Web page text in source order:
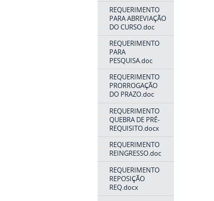
REQUERIMENTO
PARA ABREVIAÇÃO
DO CURSO.doc
REQUERIMENTO
PARA
PESQUISA.doc
REQUERIMENTO
PRORROGAÇÃO
DO PRAZO.doc
REQUERIMENTO
QUEBRA DE PRÉ-
REQUISITO.docx
REQUERIMENTO
REINGRESSO.doc
REQUERIMENTO
REPOSIÇÃO
REQ.docx